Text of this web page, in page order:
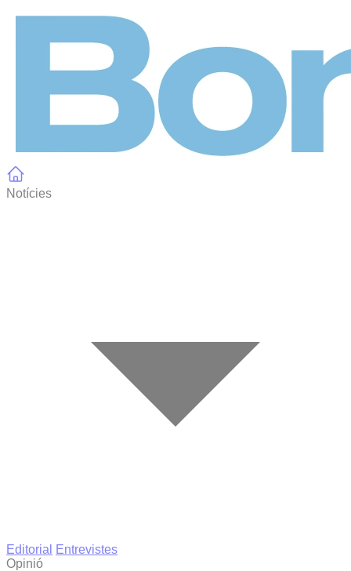
Notícies
Editorial
Entrevistes
Opinió